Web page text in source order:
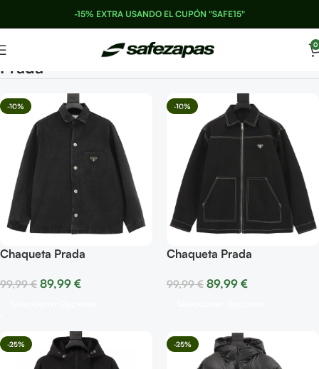
-15% EXTRA USANDO EL CUPÓN "SAFE15"
0
Prada
-10%
Chaqueta Prada
99,99€ 89,99 €
-10%
Chaqueta Prada
99,99€ 89,99 €
-25% -25%